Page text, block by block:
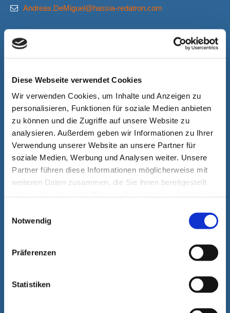
Diese Webseite verwendet Cookies
Wir verwenden Cookies, um Inhalte und Anzeigen zu
personalisieren, Funktionen für soziale Medien anbieten
zu können und die Zugriffe auf unsere Website zu
analysieren. Außerdem geben wir Informationen zu Ihrer
Verwendung unserer Website an unsere Partner für
soziale Medien, Werbung und Analysen weiter. Unsere
Partner führen diese Informationen möglicherweise mit
weiteren Daten zusammen, die Sie ihnen bereitgestellt
Notwendig
Präferenzen
Statistiken
Andreas.DeMiguel@hassia-redatron.com
Technische Unterstützung
/ WhatsApp +49 160 9694 33 14
Ersatzteile
+49 6033 7474 161
spares@hassia-redatron.com
Kontaktieren Sie uns
Deutschland